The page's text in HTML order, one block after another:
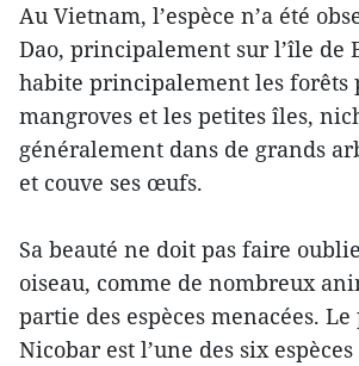
Au Vietnam, l’espèce n’a été
Dao, principalement sur l’île de
habite principalement les forêts
mangroves et les petites îles,
généralement dans de grands
et couve ses œufs.
Sa beauté ne doit pas faire
oiseau, comme de nombreux
partie des espèces menacées.
Nicobar est l’une des six espèces